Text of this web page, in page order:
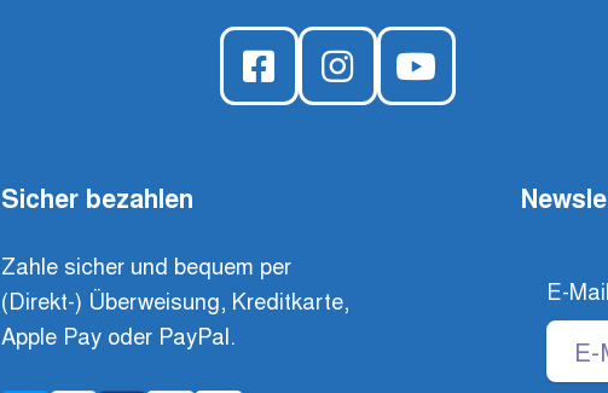
Sicher bezahlen
Zahle sicher und bequem per
(Direkt-) Überweisung, Kreditkarte,
Apple Pay oder PayPal.
E-Mail